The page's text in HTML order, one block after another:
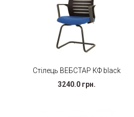
Стілець ВЕБСТАР КФ black
3240.0 грн.